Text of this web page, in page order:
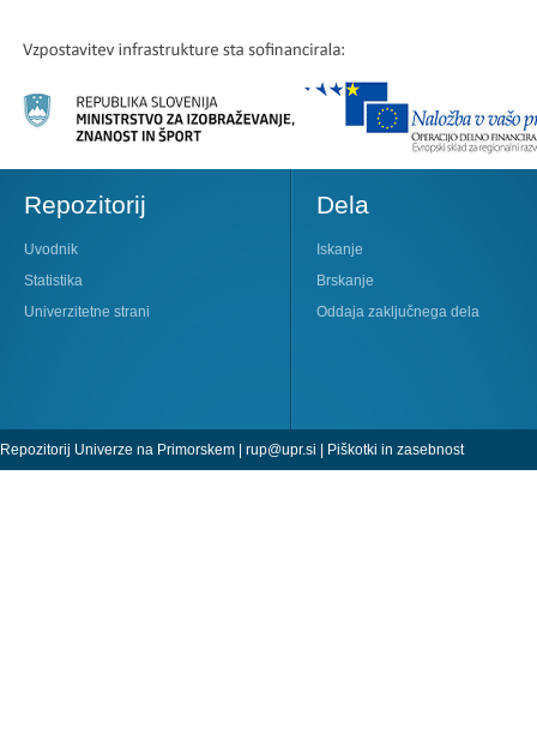
Repozitorij
Uvodnik
Statistika
Univerzitetne strani
Dela
Iskanje
Brskanje
Oddaja zaključnega dela
Repozitorij Univerze na Primorskem | rup@upr.si Piškotki in zasebnost